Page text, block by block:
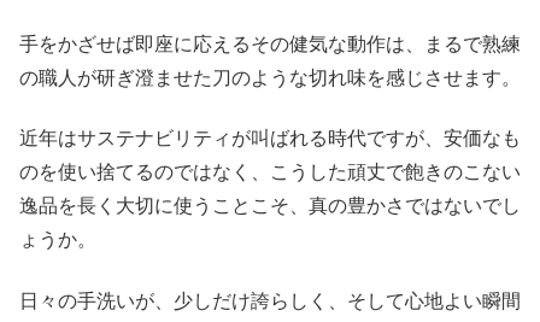
手をかざせば即座に応えるその健気な動作は、まるで熟練
の職人が研ぎ澄ませた刀のような切れ味を感じさせます。
近年はサステナビリティが叫ばれる時代ですが、安価なも
のを使い捨てるのではなく、こうした頑丈で飽きのこない
逸品を長く大切に使うことこそ、真の豊かさではないでし
ょうか。
日々の手洗いが、少しだけ誇らしく、そして心地よい瞬間